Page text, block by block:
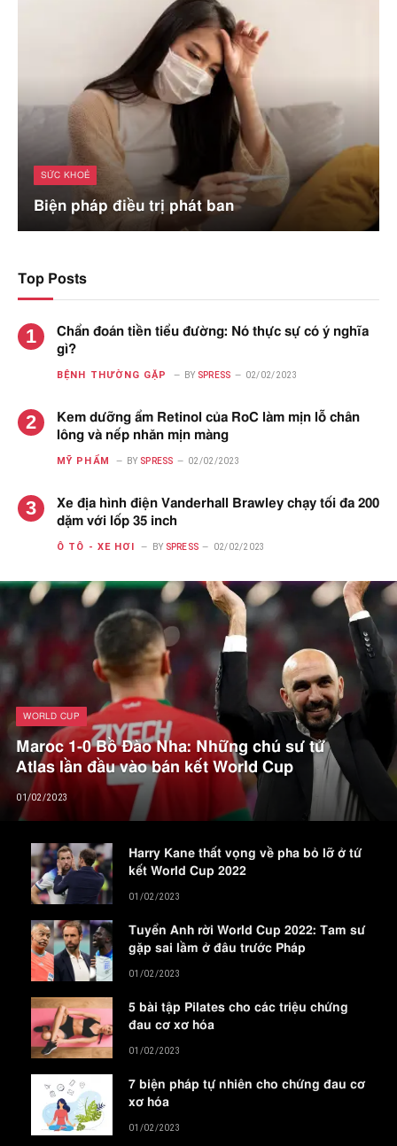
SỨC KHOẺ
Biện pháp điều trị phát ban
Top Posts
Chẩn đoán tiền tiểu đường: Nó thực sự có ý nghĩa
gì?
BỆNH THƯỜNG GẶP BY SPRESS 02/02/2023
Kem dưỡng ẩm Retinol của RoC làm mịn lỗ chân
lông và nếp nhăn mịn màng
MỸ PHẨM BY SPRESS 02/02/2023
Xe địa hình điện Vanderhall Brawley chạy tối đa 200
dặm với lốp 35 inch
Ô TÔ - XE HƠI BY SPRESS 02/02/2023
WORLD CUP
Maroc 1-0 Bồ Đào Nha: Những chú sư tử
Atlas lần đầu vào bán kết World Cup
01/02/2023
Harry Kane thất vọng về pha bỏ lỡ ở tứ
kết World Cup 2022
01/02/2023
Tuyển Anh rời World Cup 2022: Tam sư
gặp sai lầm ở đâu trước Pháp
01/02/2023
5 bài tập Pilates cho các triệu chứng
đau cơ xơ hóa
01/02/2023
7 biện pháp tự nhiên cho chứng đau cơ
xơ hóa
01/02/2023